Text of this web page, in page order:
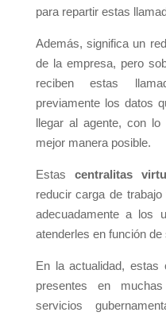
para repartir estas
Además, significa un
de la empresa, pero
reciben estas
previamente los datos
llegar al agente, con
mejor manera posible.
Estas centralitas
reducir carga de
adecuadamente a los
atenderles en función
En la actualidad, estas
presentes en
servicios